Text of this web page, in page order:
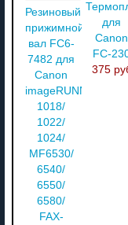
Резиновый
прижимной
вал FC6-
7482 для
Canon
imageRUNNER
1018/
1022/
1024/
MF6530/
6540/
6550/
6580/
FAX-
для
Canon
FC-
375